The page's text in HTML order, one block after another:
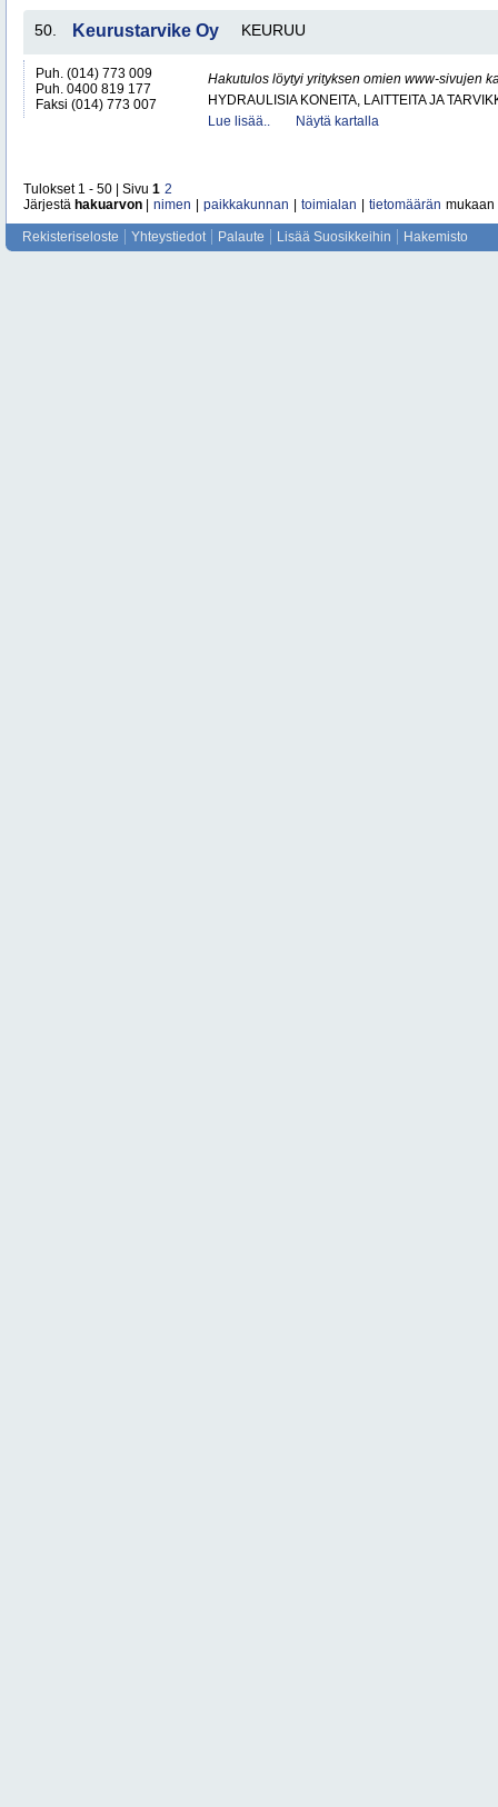
50. Keurustarvike Oy KEURUU
Puh. (014) 773 009
Puh. 0400 819 177
Faksi (014) 773 007
Hakutulos löytyi yrityksen omien www-sivujen
HYDRAULISIA KONEITA, LAITTEITA JA
Lue lisää..
Näytä kartalla
Tulokset 1 - 50 | Sivu 1 2
Järjestä hakuarvon nimen paikkakunnan toimialan tietomäärän mukaan
Rekisteriseloste Yhteystiedot Palaute Lisää Suosikkeihin Hakemisto